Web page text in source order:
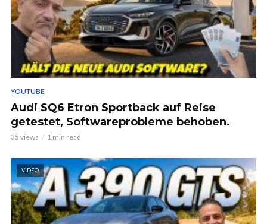
YOUTUBE
Audi SQ6 Etron Sportback auf Reise
getestet, Softwareprobleme behoben.
35 views 1 min read
VIDEO